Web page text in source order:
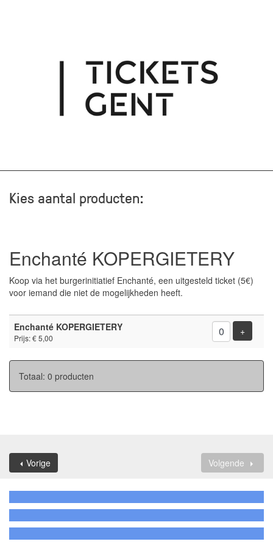
Kies aantal producten:
Enchanté KOPERGIETERY
Koop via het burgerinitiatief Enchanté, een uitgesteld ticket (5€)
voor iemand die niet de mogelijkheden heeft.
Aantal
Enchanté KOPERGIETERY
Prijs: € 5,00
+Voeg
Totaal: 0 producten
Vorige Volgende